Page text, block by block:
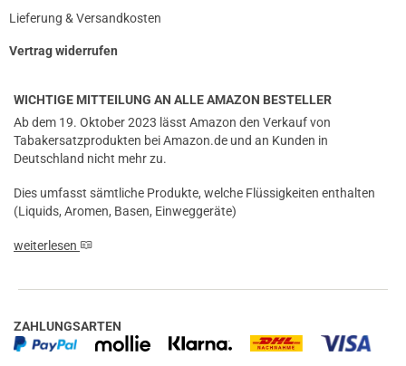
Lieferung & Versandkosten
Vertrag widerrufen
WICHTIGE MITTEILUNG AN ALLE AMAZON BESTELLER
Ab dem 19. Oktober 2023 lässt Amazon den Verkauf von
Tabakersatzprodukten bei Amazon.de und an Kunden in
Deutschland nicht mehr zu.
Dies umfasst sämtliche Produkte, welche Flüssigkeiten enthalten
(Liquids, Aromen, Basen, Einweggeräte)
weiterlesen
ZAHLUNGSARTEN